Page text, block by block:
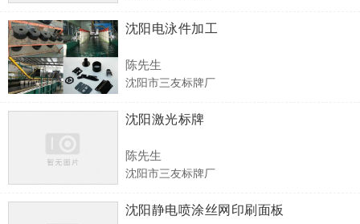
沈阳电泳件加工
陈先生
沈阳市三友标牌厂
沈阳激光标牌
陈先生
沈阳市三友标牌厂
沈阳静电喷涂丝网印刷面板